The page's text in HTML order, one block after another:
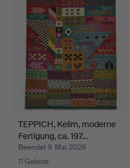
TEPPICH, Kelim, moderne
Fertigung, ca. 197…
Beendet 9. Mai 2026
11 Gebote